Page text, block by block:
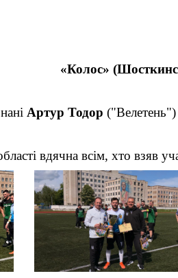
«Колос»
Артур Тодор ("Велетень")
вдячна всім, хто взяв